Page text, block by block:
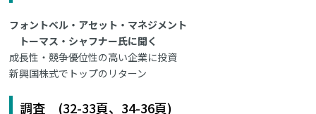
フォントベル・アセット・マネジメント
トーマス・シャフナー氏に聞く
成長性・競争優位性の高い企業に投資
新興国株式でトップのリターン
調査 (32-33頁、34-36頁)